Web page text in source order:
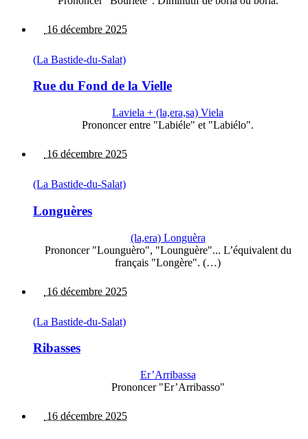
16 décembre 2025
(La Bastide-du-Salat)
Rue du Fond de la Vielle
Laviela + (la,era,sa) Viela
Prononcer entre "Labiéle" et "Labiélo".
16 décembre 2025
(La Bastide-du-Salat)
Longuères
(la,era) Longuèra
Prononcer "Lounguèro", "Lounguère"... L’équivalent du
français "Longère". (…)
16 décembre 2025
(La Bastide-du-Salat)
Ribasses
Er’Arribassa
Prononcer "Er’Arribasso"
16 décembre 2025